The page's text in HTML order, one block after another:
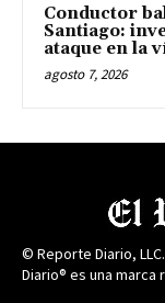
Conductor
Santiago:
ataque en la
agosto 7, 2026
© Reporte Diario,
Diario® es una marca